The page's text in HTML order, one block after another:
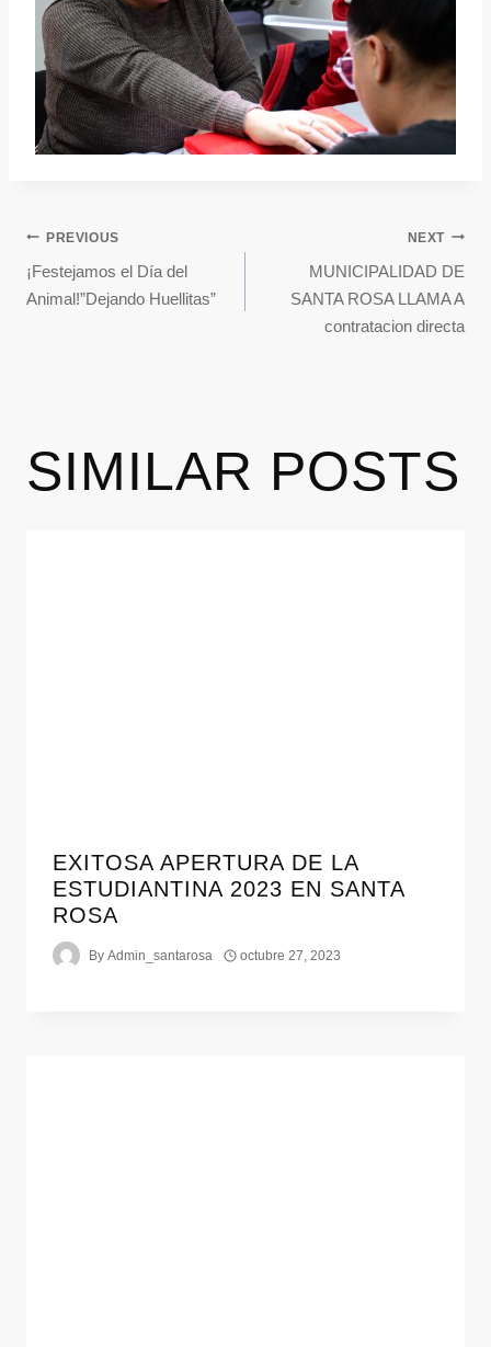
PREVIOUS
¡Festejamos el Día del
Animal!”Dejando Huellitas”
NEXT
MUNICIPALIDAD DE
SANTA ROSA LLAMA A
contratacion directa
SIMILAR POSTS
EXITOSA APERTURA DE LA
ESTUDIANTINA 2023 EN SANTA
ROSA
By Admin_santarosa octubre 27, 2023